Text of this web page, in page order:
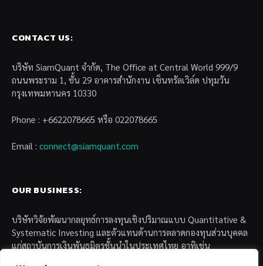
CONTACT US:
บริษัท SiamQuant จำกัด, The Office at Central World 999/9
ถนนพระราม 1, ชั้น 29 อาคารสำนักงาน เซ็นทรัลเวิล์ด ปทุมวัน
กรุงเทพมหานคร 10330
Phone : +6622078665 หรือ 022078665
Email : connect@siamquant.com
OUR BUSINESS:
บริษัทวิจัยพัฒนากลยุทธ์การลงทุนเชิงปริมาณแบบ Quantitative &
Systematic Investing และตัวแทนด้านการตลาดกองทุนส่วนบุคคล
แก่สถาบันการเงินพันธมิตรชั้นนำในประเทศไทย อาทิเช่น